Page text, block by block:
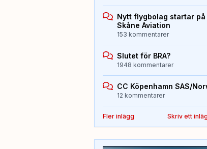
Nytt flygbolag startar på
Skåne Aviation
153 kommentarer
Slutet för BRA?
1948 kommentarer
CC Köpenhamn SAS/
12 kommentarer
Fler inlägg Skriv ett